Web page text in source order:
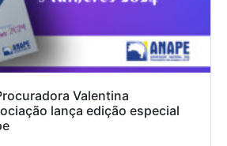
Valentina
lança edição especial